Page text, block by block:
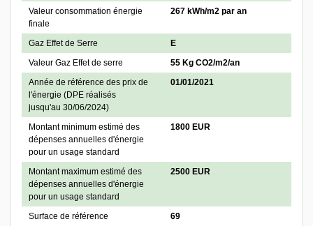
Valeur consommation énergie
finale
267 kWh/m2 par an
Gaz Effet de Serre
E
Valeur Gaz Effet de serre
55 Kg CO2/m2/an
Année de référence des prix de
l'énergie (DPE réalisés
jusqu'au 30/06/2024)
01/01/2021
Montant minimum estimé des
dépenses annuelles d'énergie
pour un usage standard
1800 EUR
Montant maximum estimé des
dépenses annuelles d'énergie
pour un usage standard
2500 EUR
Surface de référence 69